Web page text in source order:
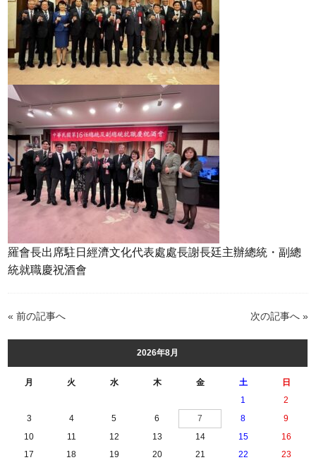
羅會長出席駐日經濟文化代表處處長謝長廷主辦總統・副總
統就職慶祝酒會
« 前の記事へ 次の記事へ »
2026年8月
月 火 水 木 金 土 日
1
2
3
4 5 6 7 8
9
10
11 12 13 14 15
16
17
18 19 20 21 22
23